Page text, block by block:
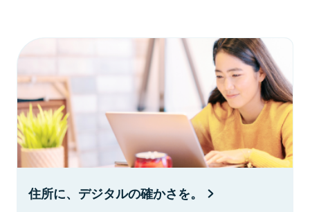
住所に、デジタルの確かさを。